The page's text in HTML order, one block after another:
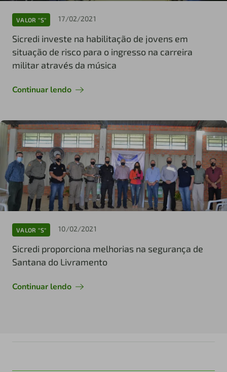
VALOR "S" 17/02/2021
Sicredi investe na habilitação de jovens em
situação de risco para o ingresso na carreira
militar através da música
Continuar lendo
VALOR "S" 10/02/2021
Sicredi proporciona melhorias na segurança de
Santana do Livramento
Continuar lendo